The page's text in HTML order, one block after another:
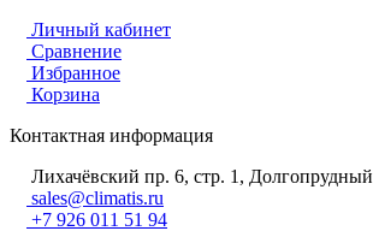
Личный кабинет
Сравнение
Избранное
Корзина
Контактная информация
Лихачёвский пр. 6, стр. 1, Долгопрудный
sales@climatis.ru
+7 926 011 51 94